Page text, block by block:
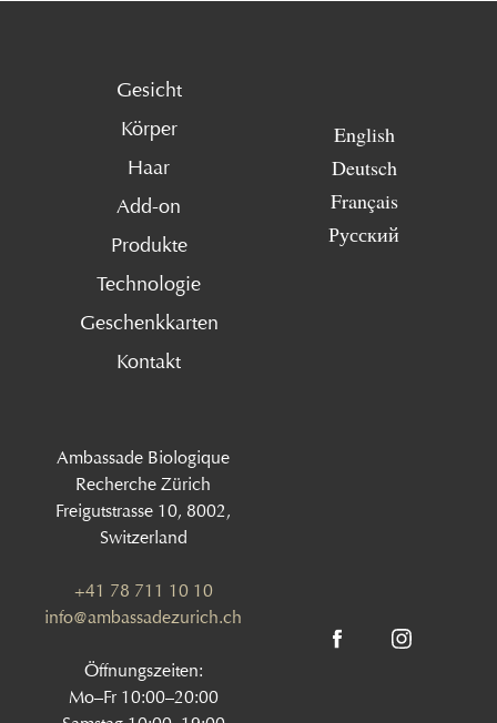
Gesicht
Körper
Haar
Add-on
Produkte
Technologie
Geschenkkarten
Kontakt
English
Deutsch
Français
Русский
Ambassade Biologique
Recherche Zürich
Freigutstrasse 10, 8002,
Switzerland
+41 78 711 10 10
info@ambassadezurich.ch
Öffnungszeiten:
Mo–Fr 10:00–20:00